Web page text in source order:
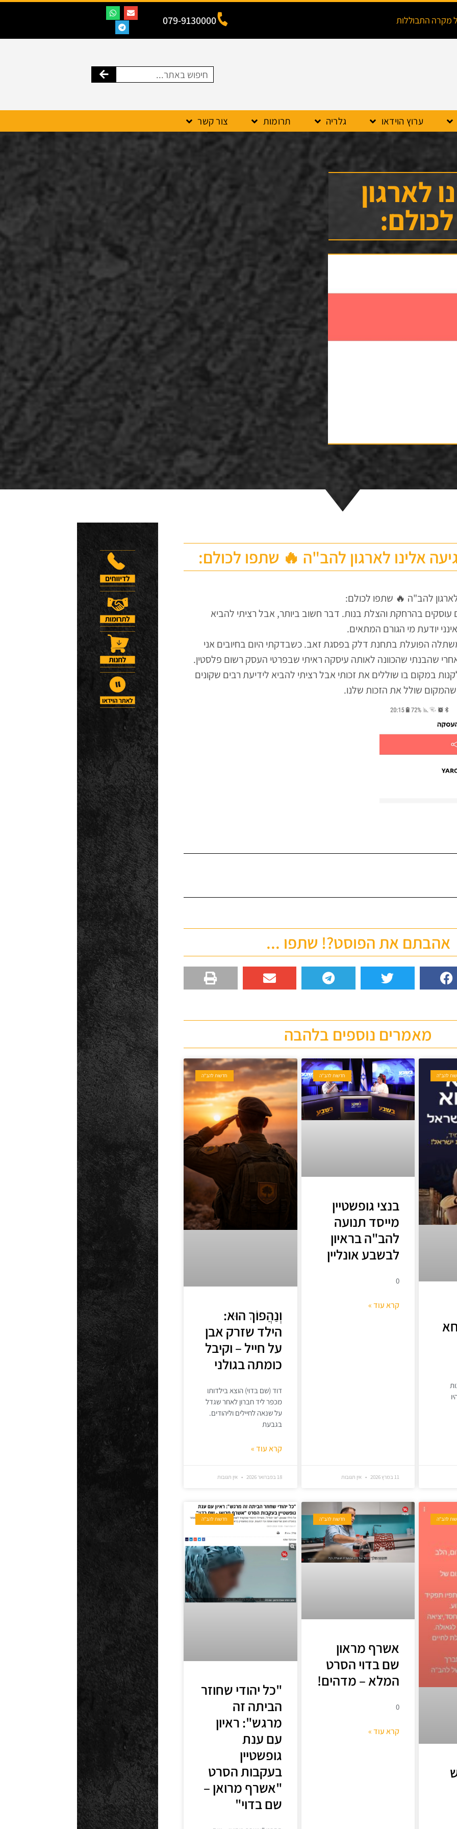
מקרה התבוללות 079-9130000
ערוץ הוידאו גלריה תרומות צור קשר
לארגון
אלינו לארגון להב"ה 🔥 שתפו לכולם:
להב"ה 🔥 שתפו לכולם:
בהרחקת והצלת בנות. דבר חשוב ביותר, אבל רציתי להביא
יודעת מי הגורם המתאים.
הפועלת בתחנת דלק בפסגת זאב. כשבדקתי היום בחיובים אני
שהבנתי שהכוונה לאותה עיסקה ראיתי שבפרטי העסק רשום פלסטין.
במקום בו שוללים את זכותי אבל רציתי להביא לידיעת רבים שקונים
שולל את הזכות שלנו.
אהבתם את הפוסט?! שתפו ...
מאמרים נוספים בלהבה
להב"ה חדשות להב"ה
בנצי גופשטיין
מייסד תנועה
להב"ה בראיון
לבשבע אונליין
0
קרא עוד »
11 במרץ 2026 אין תגובות
חדשות להב"ה
וְנַהֲפוֹךְ הוּא:
הילד שזרק אבן
על חייל – וקיבל
כומתה בגולני
דוד (שם בדוי) הוצא בילדותו
מכפר ליד חברון לאחר שגדל
על שנאה לחיילים וליהודים.
בגבעת
קרא עוד »
18 בפברואר 2026 אין תגובות
להב"ה חדשות להב"ה
אשרף מראון
שם בדוי הסרט
המלא – מדהים!
0
קרא עוד »
חדשות להב"ה
"כל יהודי שחוזר
הביתה זה
מרגש": ראיון
עם ענת
גופשטיין
בעקבות הסרט
"אשרף מרואן –
שם בדוי"